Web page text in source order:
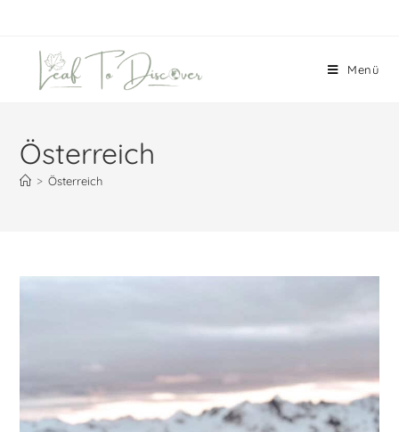
Menü
Österreich
> Österreich